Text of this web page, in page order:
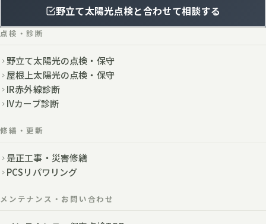
野立て太陽光点検と合わせて相談する
点検・診断
野立て太陽光の点検・保守
屋根上太陽光の点検・保守
IR赤外線診断
IVカーブ診断
修繕・更新
是正工事・災害修繕
PCSリパワリング
メンテナンス・お問い合わせ